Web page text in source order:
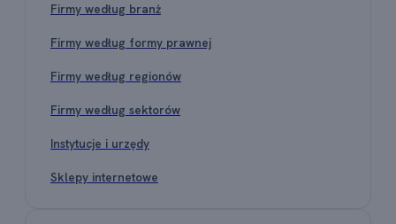
Firmy według branż
Firmy według formy prawnej
Firmy według regionów
Firmy według sektorów
Instytucje i urzędy
Sklepy internetowe